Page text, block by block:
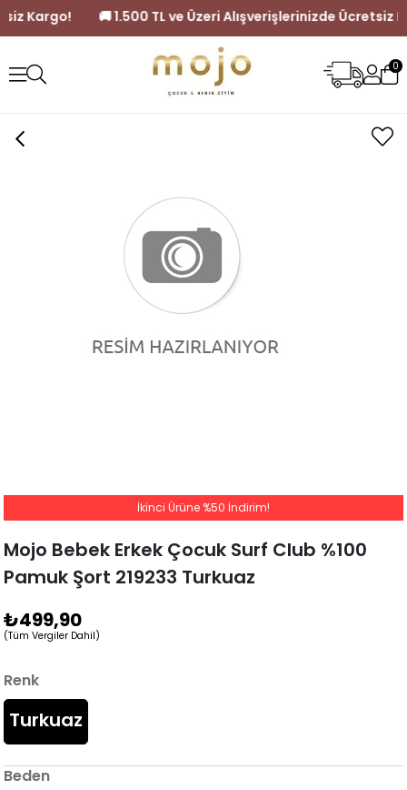
Kargo! 🚚 1.500 TL ve Üzeri Alışverişlerinizde
0
Mojo Bebek Erkek Çocuk Surf Club %100
Pamuk Şort 219233 Turkuaz
₺499,90
(Tüm Vergiler Dahil)
İkinci Ürüne %50 İndirim!
Renk
Turkuaz
Beden